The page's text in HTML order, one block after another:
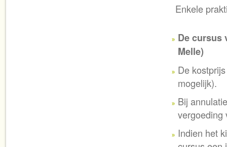
Enkele
De cursus
Melle)
De
mogelijk).
Bij
vergoeding
Indien het